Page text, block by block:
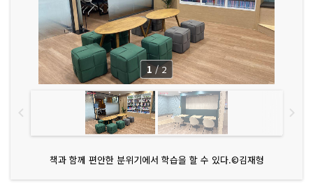
책과 함께 편안한 분위기에서 학습을 할 수 있다.©김재형
1 / 2